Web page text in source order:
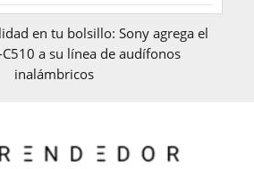
en tu bolsillo: Sony agrega el
a su línea de audífonos
inalámbricos